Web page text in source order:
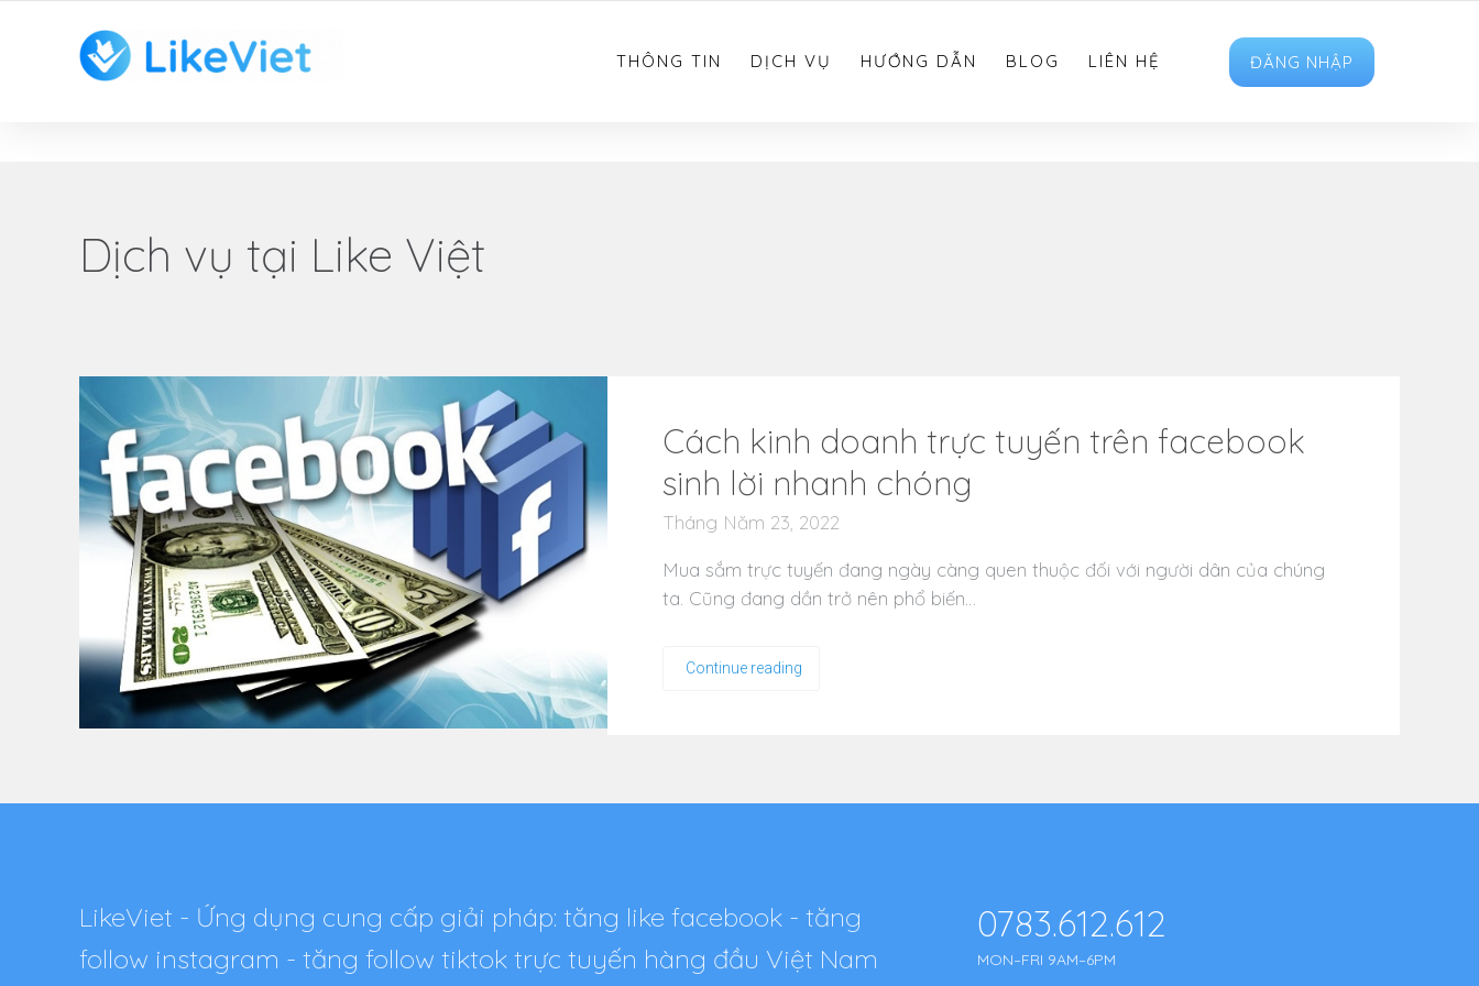
THÔNG TIN DỊCH VỤ HƯỚNG DẪN BLOG LIÊN HỆ ĐĂNG NHẬP
Dịch vụ tại Like Việt
Cách kinh doanh trực tuyến trên facebook
sinh lời nhanh chóng
Tháng Năm 23, 2022
Mua sắm trực tuyến đang ngày càng quen thuộc đối với người dân của chúng
ta. Cũng đang dần trở nên phổ biến…
Continue reading
LikeViet - Ứng dụng cung cấp giải pháp: tăng like facebook - tăng
follow instagram - tăng follow tiktok trực tuyến hàng đầu Việt Nam
0783.612.612
MON–FRI 9AM–6PM